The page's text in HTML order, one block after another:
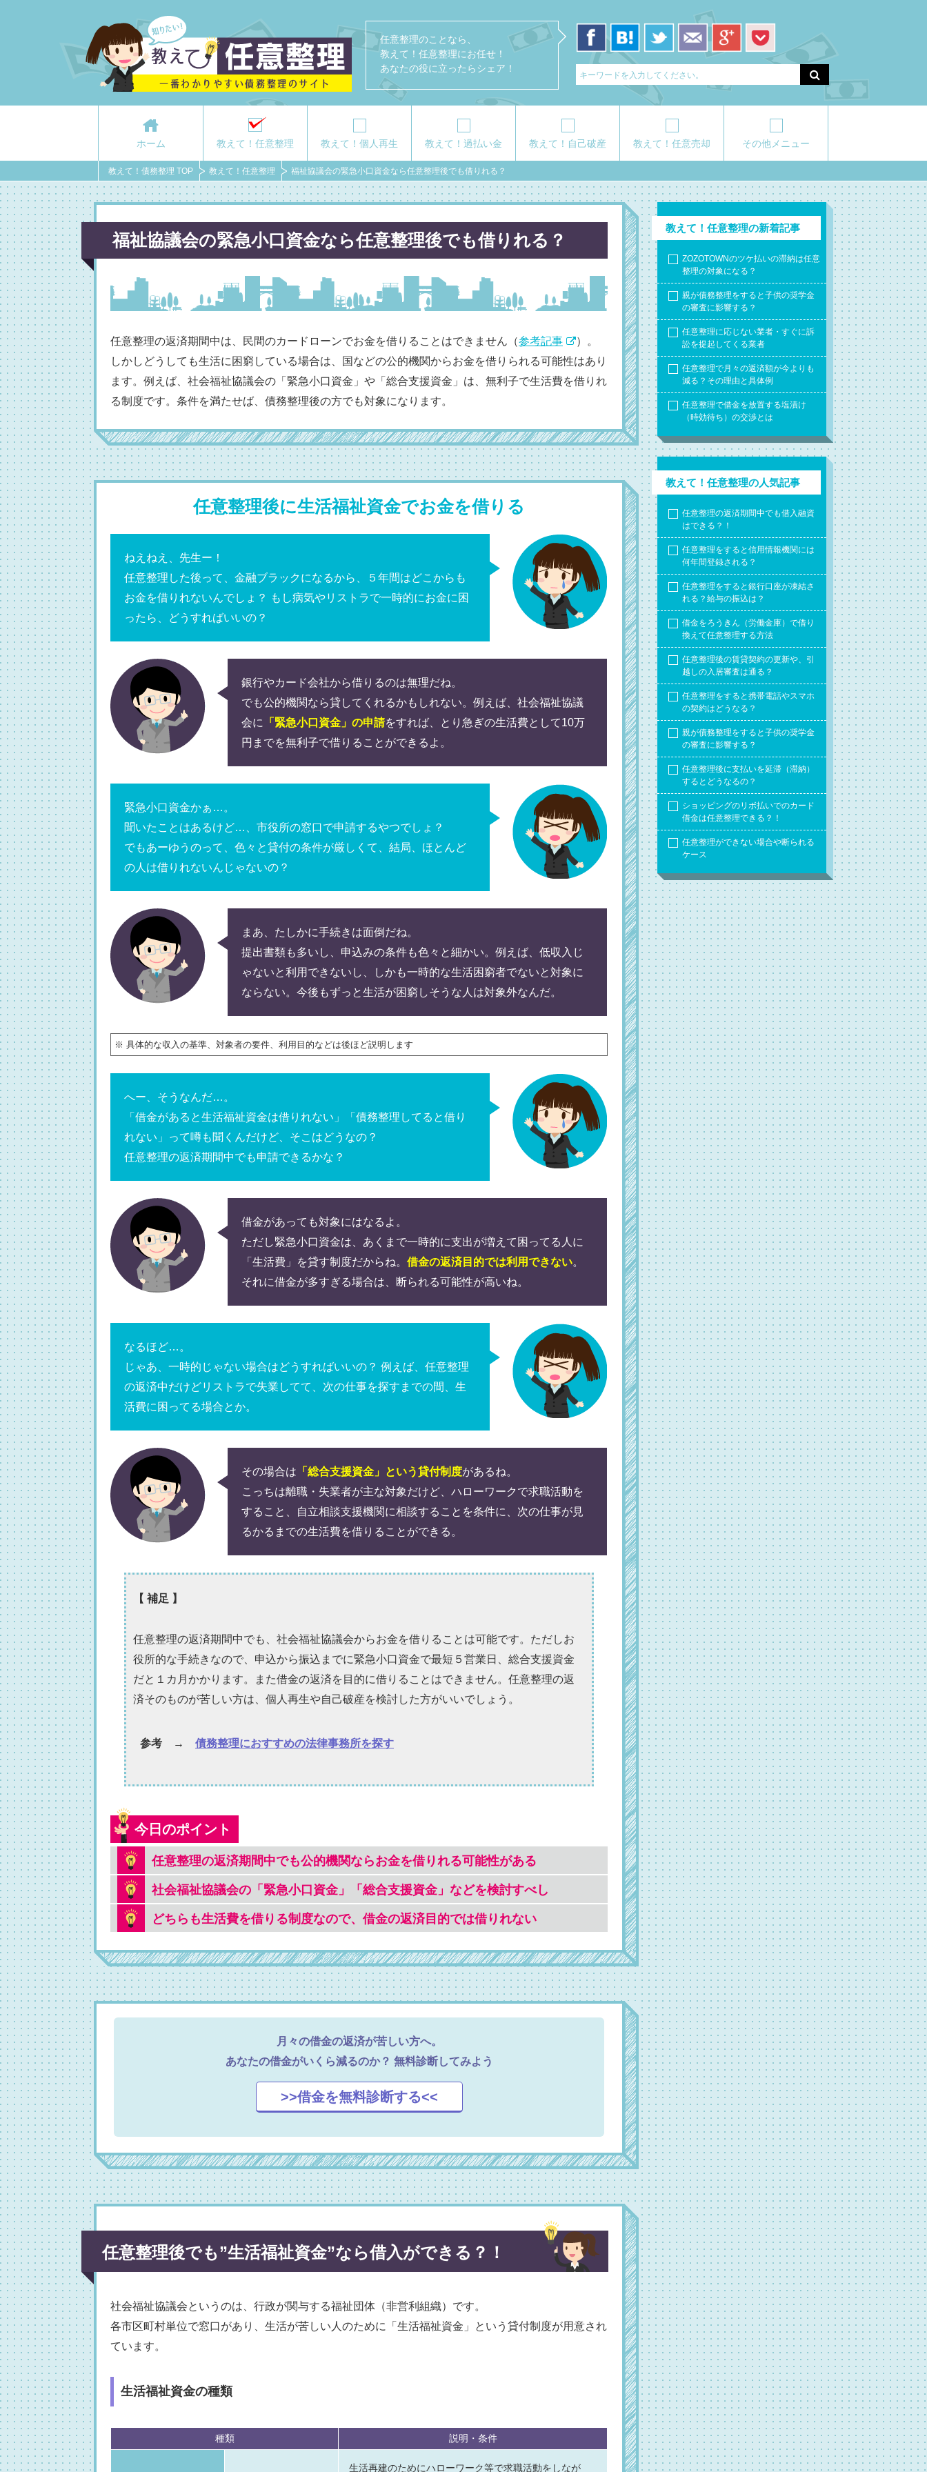
任意整理のことなら、
教えて！任意整理にお任せ！
あなたの役に立ったらシェア！
ホーム 教えて！任意整理 教えて！個人再生 教えて！過払い金 教えて！自己破産 教えて！任意売却 その他メニュー
教えて！債務整理 TOP 教えて！任意整理 福祉協議会の緊急小口資金なら任意整理後でも借りれる？
福祉協議会の緊急小口資金なら任意整理後でも借りれる？
任意整理の返済期間中は、民間のカードローンでお金を借りることはできません（参考記事
）。
しかしどうしても生活に困窮している場合は、国などの公的機関からお金を借りられる可能性はあり
ます。 例えば、社会福祉協議会の「緊急小口資金」や「総合支援資金」は、無利子で生活費を借りれ
る制度です。条件を満たせば、債務整理後の方でも対象になります。
任意整理後に生活福祉資金でお金を借りる
ねえねえ、先生ー！
任意整理した後って、金融ブラックになるから、５年間はどこからも
お金を借りれないんでしょ？
もし病気やリストラで一時的にお金に困
ったら、どうすればいいの？
銀行やカード会社から借りるのは無理だね。
でも公的機関なら貸してくれるかもしれない。 例えば、社会福祉協議
会に
「緊急小口資金」の申請をすれば、とり急ぎの生活費として10万
円までを無利子で借りることができるよ。
緊急小口資金かぁ…。
聞いたことはあるけど…、市役所の窓口で申請するやつでしょ？
でもあーゆうのって、色々と貸付の条件が厳しくて、 結局、ほとんど
の人は借りれないんじゃないの？
まあ、たしかに手続きは面倒だね。
提出書類も多いし、申込みの条件も色々と細かい。 例えば、低収入じ
ゃないと利用できないし、しかも一時的な生活困窮者でないと対象に
ならない。 今後もずっと生活が困窮しそうな人は対象外なんだ。
※ 具体的な収入の基準、対象者の要件、利用目的などは後ほど説明します
へー、そうなんだ…。
「借金があると生活福祉資金は借りれない」
「債務整理してると借り
れない」
って噂も聞くんだけど、そこはどうなの？
任意整理の返済期間中でも申請できるかな？
借金があっても対象にはなるよ。
ただし緊急小口資金は、あくまで一時的に支出が増えて困ってる人に
「生活費」を貸す制度だからね。 借金の返済目的では利用できない。
それに借金が多すぎる場合は、断られる可能性が高いね。
なるほど…。
じゃあ、一時的じゃない場合はどうすればいいの？ 例えば、任意整理
の返済中だけどリストラで失業してて、次の仕事を探すまでの間、生
活費に困ってる場合とか。
その場合は 「総合支援資金」という貸付制度があるね。
こっちは離職・失業者が主な対象だけど、ハローワークで求職活動を
すること、自立相談支援機関に相談することを条件に、次の仕事が見
るかるまでの生活費を借りることができる。
【 補足 】
任意整理の返済期間中でも、社会福祉協議会からお金を借りることは可能です。 ただしお
役所的な手続きなので、申込から振込までに緊急小口資金で最短５営業日、総合支援資金
だと１カ月かかります。また借金の返済を目的に借りることはできません。 任意整理の返
済そのものが苦しい方は、個人再生や自己破産を検討した方がいいでしょう。
参考 → 債務整理におすすめの法律事務所を探す
任意整理の返済期間中でも公的機関ならお金を借りれる可能性がある
社会福祉協議会の「緊急小口資金」「総合支援資金」などを検討すべし
どちらも生活費を借りる制度なので、借金の返済目的では借りれない
月々の借金の返済が苦しい方へ。
あなたの借金がいくら減るのか？ 無料診断してみよう
>>借金を無料診断する<<
任意整理後でも”生活福祉資金”なら借入ができる？！
社会福祉協議会というのは、行政が関与する福祉団体（非営利組織）です。
各市区町村単位で窓口があり、生活が苦しい人のために「生活福祉資金」という貸付制度が用意され
ています。
生活福祉資金の種類
種類 説明・条件
生活再建のためにハローワーク等で求職活動をしなが
教えて！任意整理の新着記事
ZOZOTOWNのツケ払いの滞納は任意
整理の対象になる？
親が債務整理をすると子供の奨学金
の審査に影響する？
任意整理に応じない業者・すぐに訴
訟を提起してくる業者
任意整理で月々の返済額が今よりも
減る？その理由と具体例
任意整理で借金を放置する塩漬け
（時効待ち）の交渉とは
教えて！任意整理の人気記事
任意整理の返済期間中でも借入融資
はできる？！
任意整理をすると信用情報機関には
何年間登録される？
任意整理をすると銀行口座が凍結さ
れる？給与の振込は？
借金をろうきん（労働金庫）で借り
換えて任意整理する方法
任意整理後の賃貸契約の更新や、引
越しの入居審査は通る？
任意整理をすると携帯電話やスマホ
の契約はどうなる？
親が債務整理をすると子供の奨学金
の審査に影響する？
任意整理後に支払いを延滞（滞納）
するとどうなるの？
ショッピングのリボ払いでのカード
借金は任意整理できる？！
任意整理ができない場合や断られる
ケース